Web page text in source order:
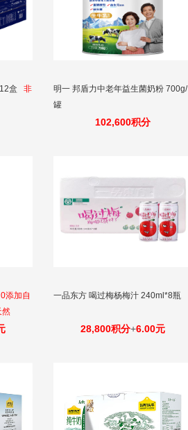
盒
非
明一 邦盾力中老年益生菌奶粉 700g/
罐
102,600积分
0添加自
然
一品东方 喝过梅杨梅汁 240ml*8瓶
28,800积分+6.00元